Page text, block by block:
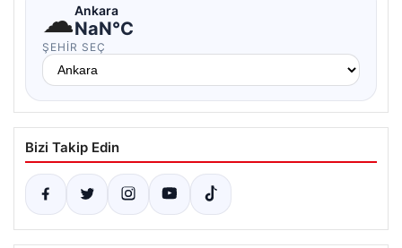
☁Ankara
NaN°C
ŞEHIR SEÇ
Bizi Takip Edin